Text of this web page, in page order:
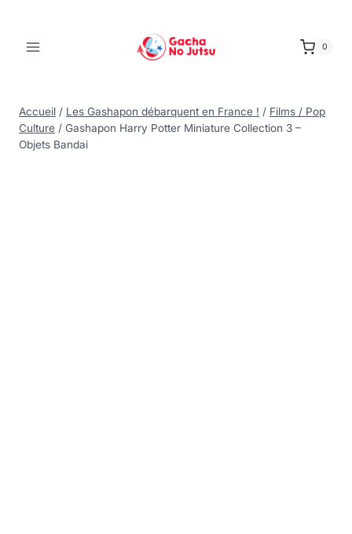
0
Accueil / Les Gashapon débarquent en France ! / Films / Pop
Culture / Gashapon Harry Potter Miniature Collection 3 –
Objets Bandai